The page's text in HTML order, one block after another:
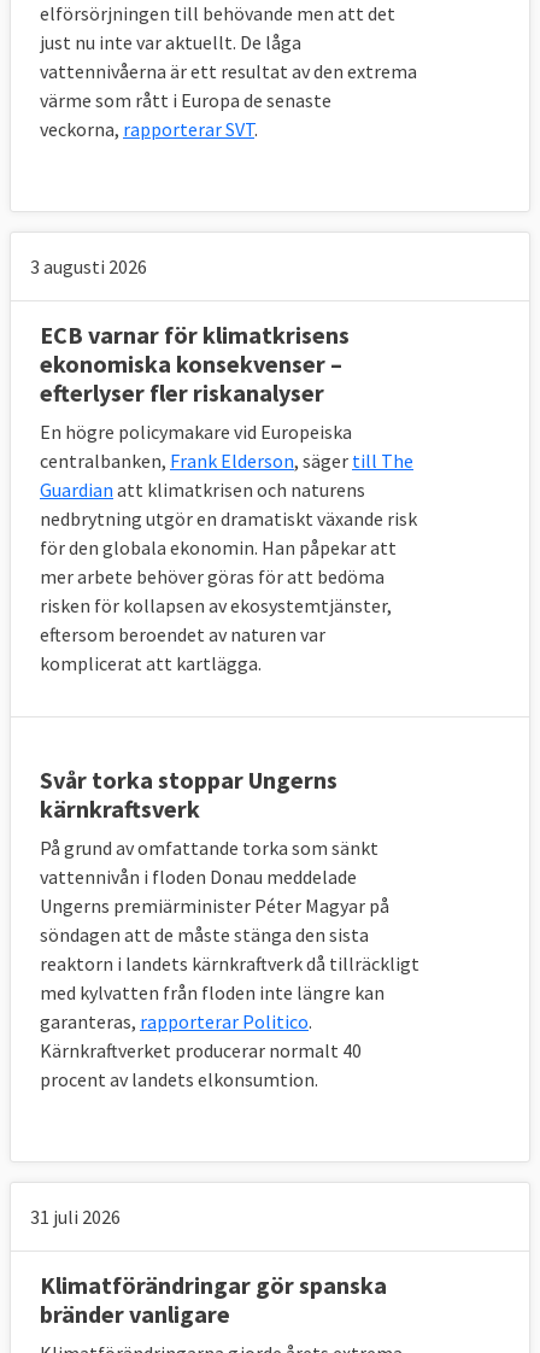
elförsörjningen till behövande men att det
just nu inte var aktuellt. De låga
vattennivåerna är ett resultat av den extrema
värme som rått i Europa de senaste
veckorna, rapporterar SVT.
3 augusti 2026
ECB varnar för klimatkrisens
ekonomiska konsekvenser –
efterlyser fler riskanalyser
En högre policymakare vid Europeiska
centralbanken, Frank Elderson, säger till The
Guardian att klimatkrisen och naturens
nedbrytning utgör en dramatiskt växande risk
för den globala ekonomin. Han påpekar att
mer arbete behöver göras för att bedöma
risken för kollapsen av ekosystemtjänster,
eftersom beroendet av naturen var
komplicerat att kartlägga.
Svår torka stoppar Ungerns
kärnkraftsverk
På grund av omfattande torka som sänkt
vattennivån i floden Donau meddelade
Ungerns premiärminister Péter Magyar på
söndagen att de måste stänga den sista
reaktorn i landets kärnkraftverk då tillräckligt
med kylvatten från floden inte längre kan
garanteras, rapporterar Politico.
Kärnkraftverket producerar normalt 40
procent av landets elkonsumtion.
31 juli 2026
Klimatförändringar gör spanska
bränder vanligare